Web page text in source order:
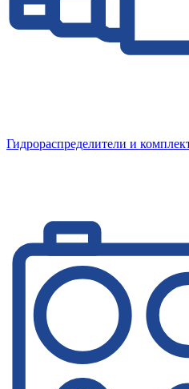
Гидрораспределители и